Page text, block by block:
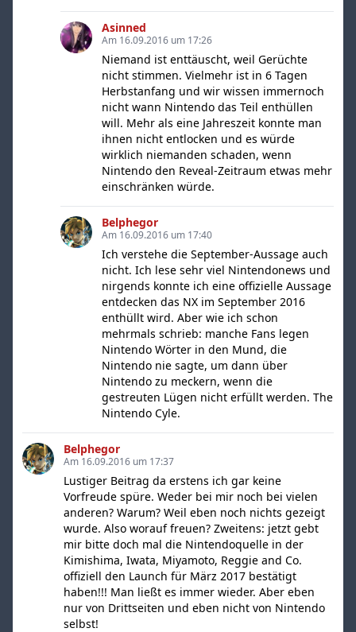
Asinned
Am 16.09.2016 um 17:26
Niemand ist enttäuscht, weil Gerüchte
nicht stimmen. Vielmehr ist in 6 Tagen
Herbstanfang und wir wissen immernoch
nicht wann Nintendo das Teil enthüllen
will. Mehr als eine Jahreszeit konnte man
ihnen nicht entlocken und es würde
wirklich niemanden schaden, wenn
Nintendo den Reveal-Zeitraum etwas mehr
einschränken würde.
Belphegor
Am 16.09.2016 um 17:40
Ich verstehe die September-Aussage auch
nicht. Ich lese sehr viel Nintendonews und
nirgends konnte ich eine offizielle Aussage
entdecken das NX im September 2016
enthüllt wird. Aber wie ich schon
mehrmals schrieb: manche Fans legen
Nintendo Wörter in den Mund, die
Nintendo nie sagte, um dann über
Nintendo zu meckern, wenn die
gestreuten Lügen nicht erfüllt werden. The
Nintendo Cyle.
Belphegor
Am 16.09.2016 um 17:37
Lustiger Beitrag da erstens ich gar keine
Vorfreude spüre. Weder bei mir noch bei vielen
anderen? Warum? Weil eben noch nichts gezeigt
wurde. Also worauf freuen? Zweitens: jetzt gebt
mir bitte doch mal die Nintendoquelle in der
Kimishima, Iwata, Miyamoto, Reggie and Co.
offiziell den Launch für März 2017 bestätigt
haben!!! Man ließt es immer wieder. Aber eben
nur von Drittseiten und eben nicht von Nintendo
selbst!